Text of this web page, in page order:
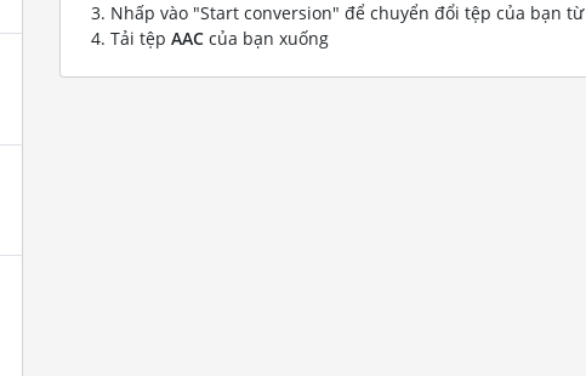
Nhấp vào "Start conversion" để chuyển đổi tệp của bạn từ
Tải tệp AAC của bạn xuống